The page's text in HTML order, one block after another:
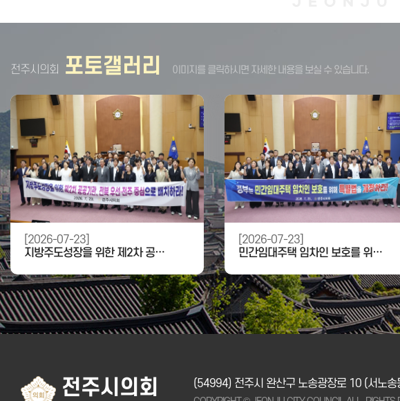
전주시의회 포토갤러리 이미지를 클릭하시면 자세한 내용을 보실 수 있습니다.
[2026-07-23]
지방주도성장을 위한 제2차 공공기관, 전북 우선·전주 중심 배치 촉구 결의안
[2026-07-23]
민간임대주택 임차인 보호를 위한「민간임대주택에 관한 특별법」개정 촉구 건의안
전주시의회 (54994) 전주시 완산구 노송광장로 10 (서노송